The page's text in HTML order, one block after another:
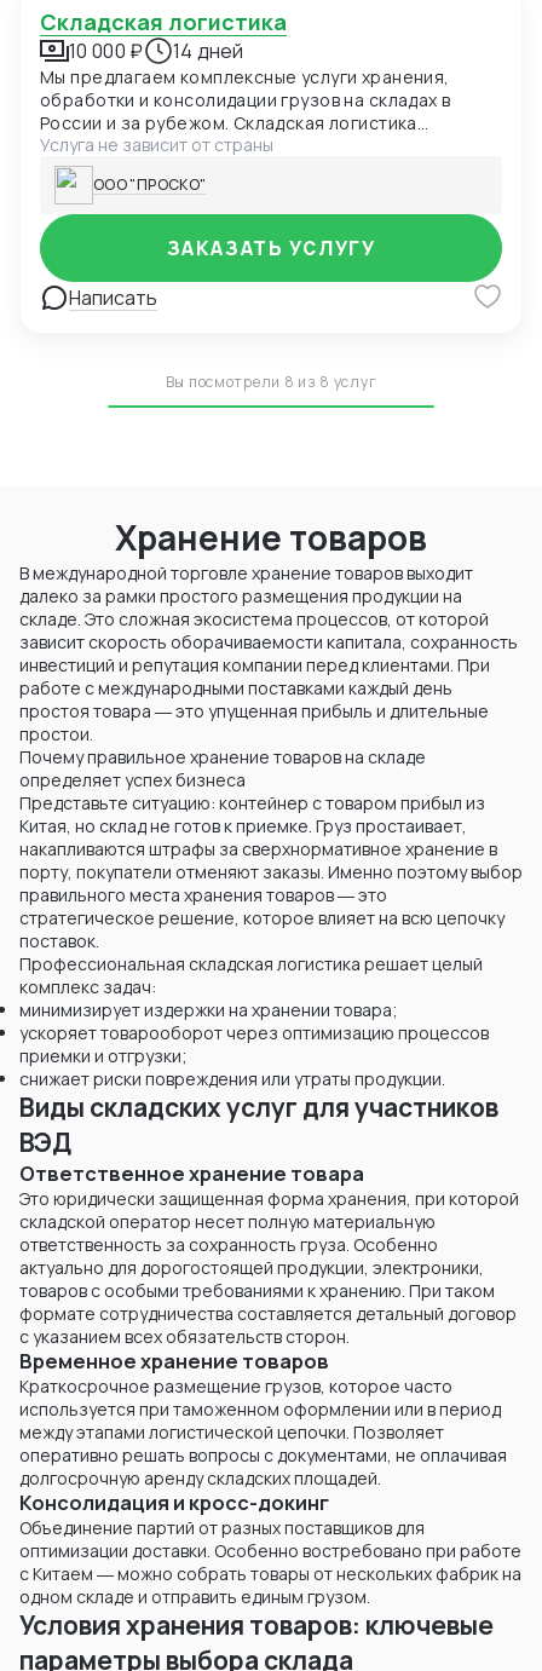
Складская логистика
10 000 ₽ 14 дней
Мы предлагаем комплексные услуги хранения,
обработки и консолидации грузов на складах в
России и за рубежом. Складская логистика
PROSCO™ — это решение «под ключ» для
импортеров, дистрибьюторов, интернет-магазинов
и производственных компаний, которым важно
своевременно управлять запасами и доставкой.
Услуга не зависит от страны
ООО "ПРОСКО"
Написать
ЗАКАЗАТЬ УСЛУГУ
Вы посмотрели 8 из 8 услуг
Хранение товаров
В международной торговле хранение товаров выходит
далеко за рамки простого размещения продукции на
складе. Это сложная экосистема процессов, от которой
зависит скорость оборачиваемости капитала, сохранность
инвестиций и репутация компании перед клиентами. При
работе с международными поставками каждый день
простоя товара ― это упущенная прибыль и длительные
простои.
Почему правильное хранение товаров на складе
определяет успех бизнеса
Представьте ситуацию: контейнер с товаром прибыл из
Китая, но склад не готов к приемке. Груз простаивает,
накапливаются штрафы за сверхнормативное хранение в
порту, покупатели отменяют заказы. Именно поэтому выбор
правильного места хранения товаров ― это
стратегическое решение, которое влияет на всю цепочку
поставок.
Профессиональная складская логистика решает целый
комплекс задач:
минимизирует издержки на хранении товара;
ускоряет товарооборот через оптимизацию процессов
приемки и отгрузки;
снижает риски повреждения или утраты продукции.
Виды складских услуг для участников
ВЭД
Ответственное хранение товара
Это юридически защищенная форма хранения, при которой
складской оператор несет полную материальную
ответственность за сохранность груза. Особенно
актуально для дорогостоящей продукции, электроники,
товаров с особыми требованиями к хранению. При таком
формате сотрудничества составляется детальный договор
с указанием всех обязательств сторон.
Временное хранение товаров
Краткосрочное размещение грузов, которое часто
используется при таможенном оформлении или в период
между этапами логистической цепочки. Позволяет
оперативно решать вопросы с документами, не оплачивая
долгосрочную аренду складских площадей.
Консолидация и кросс-докинг
Объединение партий от разных поставщиков для
оптимизации доставки. Особенно востребовано при работе
с Китаем ― можно собрать товары от нескольких фабрик на
одном складе и отправить единым грузом.
Условия хранения товаров: ключевые
параметры выбора склада